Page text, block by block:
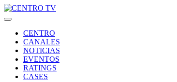
CENTRO
CANALES
NOTICIAS
EVENTOS
RATINGS
CASES